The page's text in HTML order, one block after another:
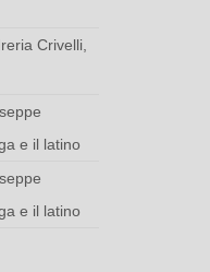
Crivelli,
e il latino
e il latino